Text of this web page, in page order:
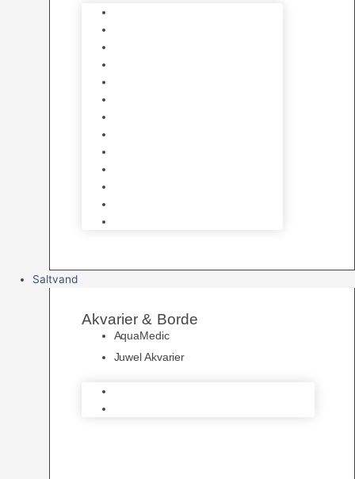
Saltvand
Akvarier & Borde
AquaMedic
Juwel Akvarier